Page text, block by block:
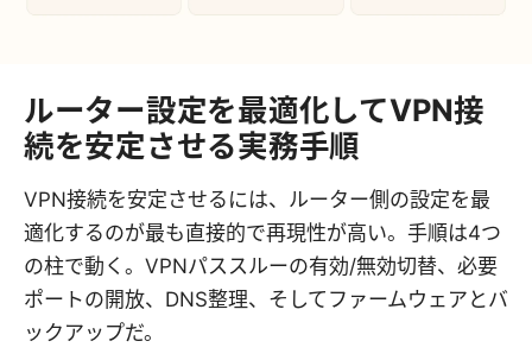
ルーター設定を最適化してVPN接
続を安定させる実務手順
VPN接続を安定させるには、ルーター側の設定を最
適化するのが最も直接的で再現性が高い。手順は4つ
の柱で動く。VPNパススルーの有効/無効切替、必要
ポートの開放、DNS整理、そしてファームウェアとバ
ックアップだ。